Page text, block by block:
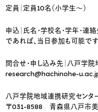
定員｜定員10名（小学生～）
申込｜氏名・学校名・学年・連
であれば、当日参加も可能で
問合せ・申し込み先｜八戸学
research@hachinohe-
八戸学院地域連携研究センタ
〒031-8588 青森県八戸市